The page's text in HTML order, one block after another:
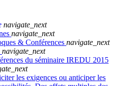
navigate_next
navigate_next
& Conférences navigate_next
navigate_next
du séminaire IREDU 2015
les exigences ou anticiper les